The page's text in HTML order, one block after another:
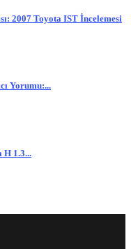
2007 Toyota IST İncelemesi
Yorumu:...
H 1.3...